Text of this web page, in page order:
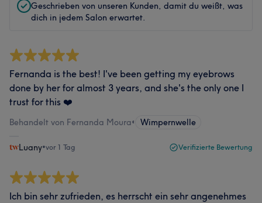
Geschrieben von unseren Kunden, damit du weißt, was
dich in jedem Salon erwartet.
Fernanda is the best! I've been getting my eyebrows
done by her for almost 3 years, and she's the only one I
trust for this ❤️
Behandelt von Fernanda Moura• Wimpernwelle
Luany•vor 1 Tag Verifizierte Bewertung
Ich bin sehr zufrieden, es herrscht ein sehr angenehmes